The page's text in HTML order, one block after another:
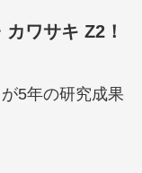
ワサキ Z2！
5年の研究成果